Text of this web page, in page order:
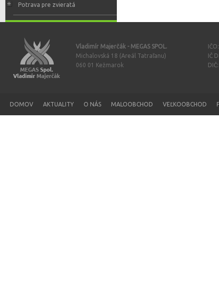
Potrava pre zvieratá
Vladimír Majerčák - MEGAS SPOL.
Michalovská 18 (Areál Tatraľanu)
060 01 Kežmarok
IČ
DOMOV AKTUALITY O NÁS MALOOBCHOD VEĽKOOBCHOD